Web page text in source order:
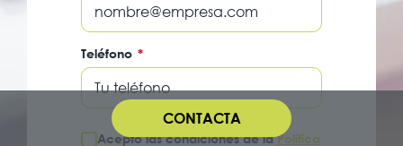
Teléfono *
Acepto las condiciones de laPolítica
CONTACTA